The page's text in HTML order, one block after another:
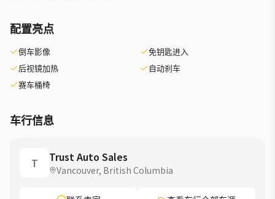
配置亮点
倒车影像
免钥匙进入
后视镜加热
自动刹车
赛车桶椅
车行信息
T Trust Auto Sales
Vancouver, British Columbia